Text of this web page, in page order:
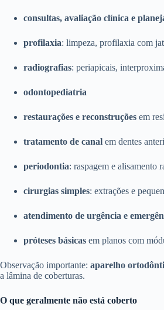
consultas, avaliação clínica e
profilaxia: limpeza, profilaxia com
radiografias: periapicais,
odontopediatria
restaurações e reconstruções em
tratamento de canal em dentes
periodontia: raspagem e alisamento
cirurgias simples: extrações e
atendimento de urgência e
próteses básicas em planos com
Observação importante: aparelho
a lâmina de coberturas.
O que geralmente não está coberto